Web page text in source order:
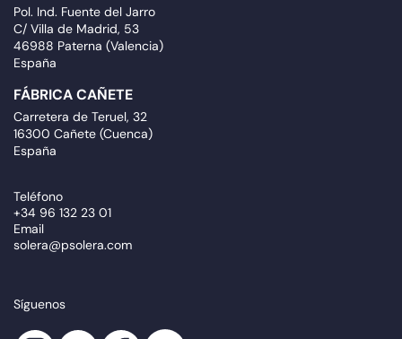
Pol. Ind. Fuente del Jarro
C/ Villa de Madrid, 53
46988 Paterna (Valencia)
España
FÁBRICA CAÑETE
Carretera de Teruel, 32
16300 Cañete (Cuenca)
España
Teléfono
+34 96 132 23 01
Email
solera@psolera.com
Síguenos